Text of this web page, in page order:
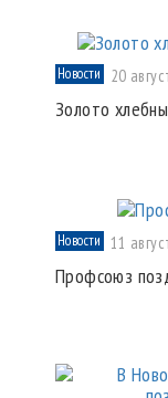
Новости 20
Золото
Новости 11
Профсоюз